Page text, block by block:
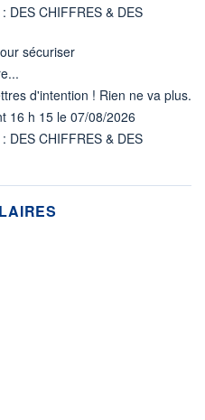
DES CHIFFRES & DES
sécuriser
d'intention ! Rien ne va plus.
16 h 15 le 07/08/2026
DES CHIFFRES & DES